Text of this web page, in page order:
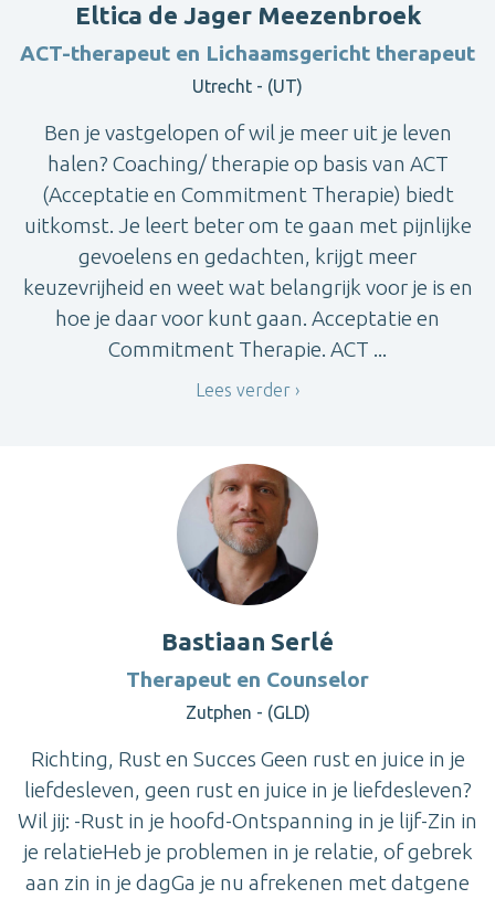
Eltica de Jager Meezenbroek
ACT-therapeut en Lichaamsgericht therapeut
Utrecht - (UT)
Ben je vastgelopen of wil je meer uit je leven
halen? Coaching/ therapie op basis van ACT
(Acceptatie en Commitment Therapie) biedt
uitkomst. Je leert beter om te gaan met pijnlijke
gevoelens en gedachten, krijgt meer
keuzevrijheid en weet wat belangrijk voor je is en
hoe je daar voor kunt gaan. Acceptatie en
Commitment Therapie. ACT ...
Lees verder
Bastiaan Serlé
Therapeut en Counselor
Zutphen - (GLD)
Richting, Rust en Succes Geen rust en juice in je
liefdesleven, geen rust en juice in je liefdesleven?
Wil jij: -Rust in je hoofd-Ontspanning in je lijf-Zin in
je relatieHeb je problemen in je relatie, of gebrek
aan zin in je dagGa je nu afrekenen met datgene